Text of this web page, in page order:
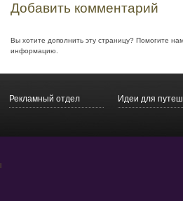
Добавить комментарий
Вы хотите дополнить эту страницу? Помогите
информацию.
Рекламный отдел Идеи для